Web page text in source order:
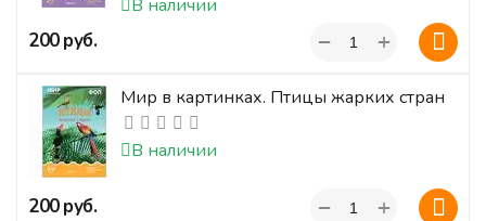
В наличии
‍200‍руб. +
−
Мир в картинках. Птицы жарких стран
В наличии
‍200‍руб. +
−